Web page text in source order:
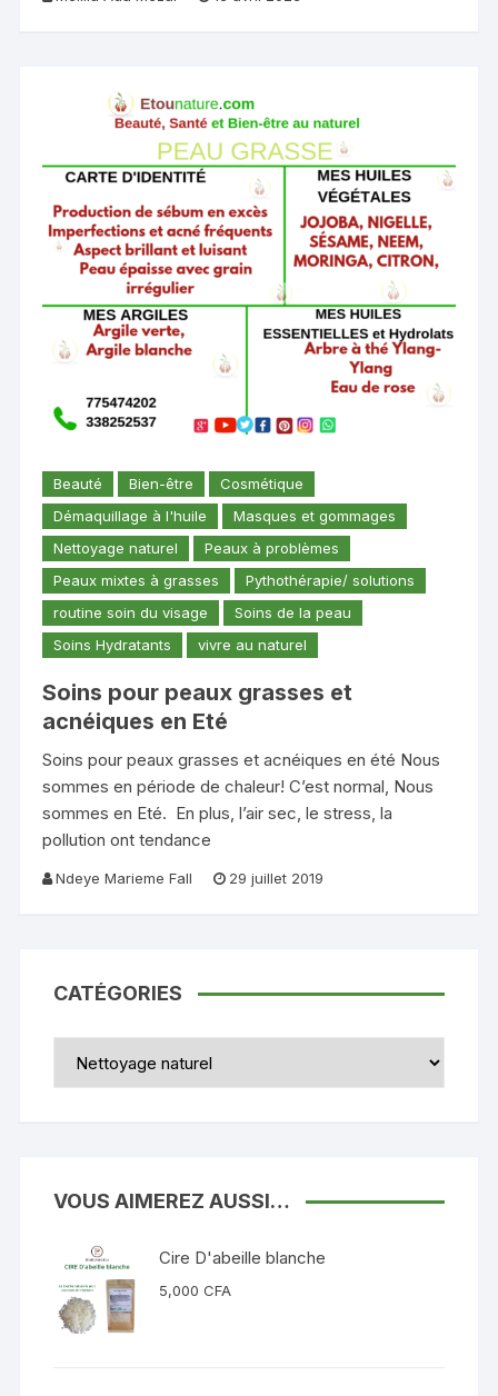
Beauté Bien-être
Cosmétique
Démaquillage à l'huile
Masques et gommages
Nettoyage naturel
Peaux à problèmes
Peaux mixtes à grasses
Pythothérapie/ solutions
routine soin du visage
Soins de la peau
Soins Hydratants
vivre au naturel
Soins pour peaux grasses et
acnéiques en Eté
Soins pour peaux grasses et acnéiques en été Nous
sommes en période de chaleur! C’est normal, Nous
sommes en Eté. En plus, l’air sec, le stress, la
pollution ont tendance
Ndeye Marieme Fall 29 juillet 2019
CATÉGORIES
VOUS AIMEREZ AUSSI…
Cire D'abeille blanche
5,000CFA